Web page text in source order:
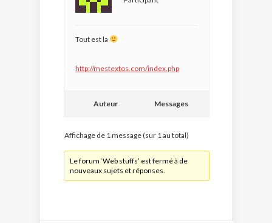
Tout est la
http://mestextos.com/index.php
Auteur Messages
Affichage de 1 message (sur 1 au total)
Le forum ‘Web stuffs’ est fermé à de
nouveaux sujets et réponses.